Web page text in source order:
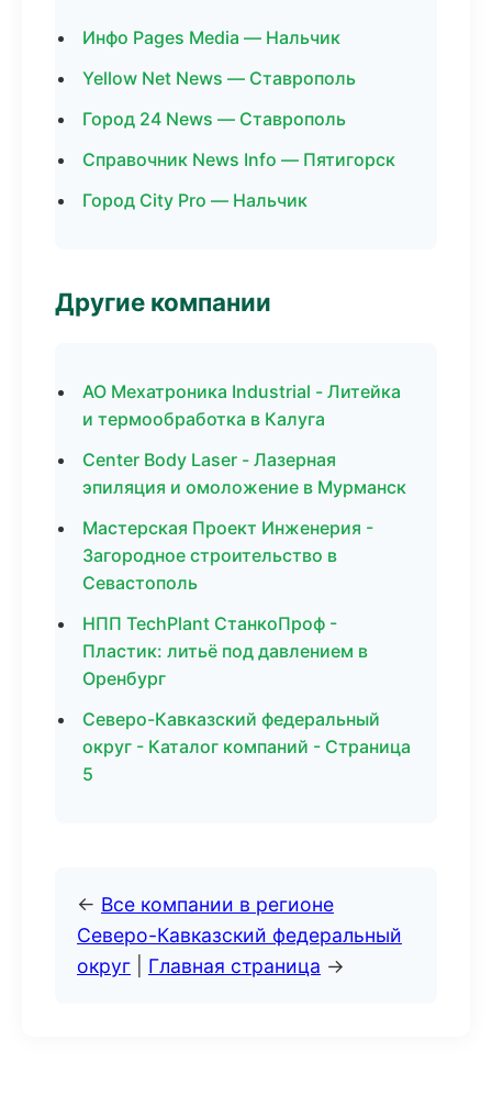
Инфо Pages Media — Нальчик
Yellow Net News — Ставрополь
Город 24 News — Ставрополь
Справочник News Info — Пятигорск
Город City Pro — Нальчик
Другие компании
АО Мехатроника Industrial - Литейка
и термообработка в Калуга
Center Body Laser - Лазерная
эпиляция и омоложение в Мурманск
Мастерская Проект Инженерия -
Загородное строительство в
Севастополь
НПП TechPlant СтанкоПроф -
Пластик: литьё под давлением в
Оренбург
Северо-Кавказский федеральный
округ - Каталог компаний - Страница
5
← Все компании в регионе
Северо-Кавказский федеральный
округ
Главная страница →